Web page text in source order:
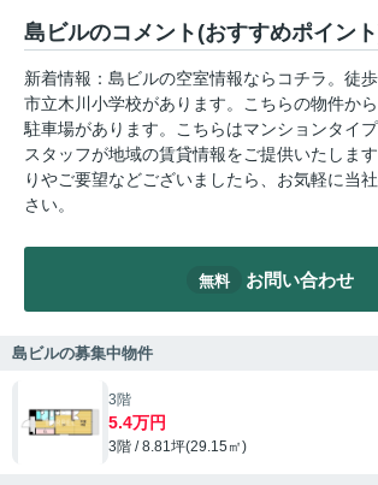
島ビルのコメント(おすすめポイン
新着情報：島ビルの空室情報ならコチラ。徒
市立木川小学校があります。こちらの物件か
駐車場があります。こちらはマンションタイ
スタッフが地域の賃貸情報をご提供いたしま
りやご要望などございましたら、お気軽に当
さい。
無料 お問い合わせ
島ビルの募集中物件
3階
5.4万円
3階 / 8.81坪(29.15㎡)